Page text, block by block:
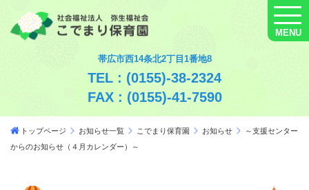
帯広市西14条北2丁目1番地8
TEL : (0155)-38-2324
FAX : (0155)-41-7590
MENU
トップページ お知らせ一覧 こでまり保育園 お知らせ
～支援センター
からのお知らせ（４月カレンダー）～